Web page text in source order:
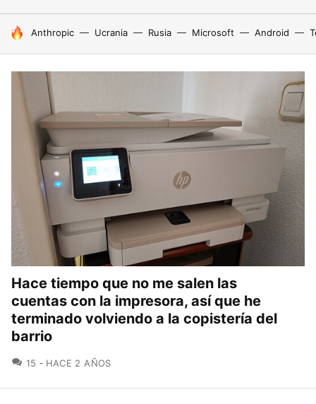
HOY SE HABLA DE
Anthropic Ucrania Rusia Microsoft Android
Hace tiempo que no me salen las
cuentas con la impresora, así que he
terminado volviendo a la copistería del
barrio
15 COMENTARIOS
HACE 2 AÑOS